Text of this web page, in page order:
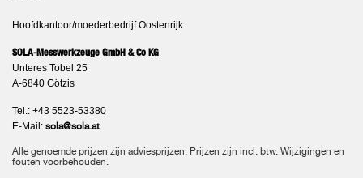
Hoofdkantoor/moederbedrijf Oostenrijk
SOLA-Messwerkzeuge GmbH & Co KG
Unteres Tobel 25
A-6840 Götzis
Tel.: +43 5523-53380
E-Mail: sola@sola.at
Alle genoemde prijzen zijn adviesprijzen. Prijzen zijn incl. btw. Wijzigingen en
fouten voorbehouden.